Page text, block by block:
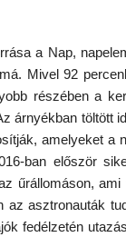
a Nap,
Mivel 92
részében a
árnyékban töltött
amelyeket a
ban először
űrállomáson,
az asztronauták
fedélzetén